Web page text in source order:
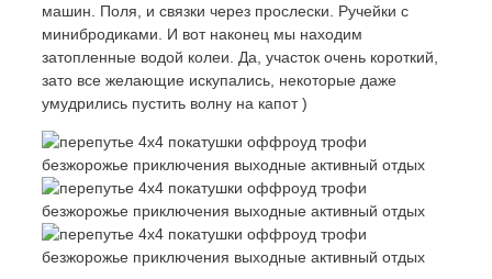
машин. Поля, и связки через прослески. Ручейки с
минибродиками. И вот наконец мы находим
затопленные водой колеи. Да, участок очень короткий,
зато все желающие искупались, некоторые даже
умудрились пустить волну на капот )